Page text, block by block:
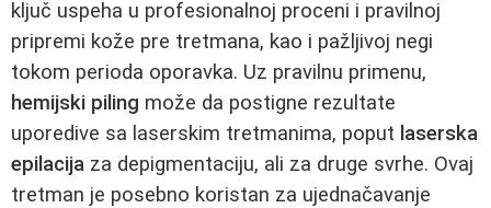
ključ uspeha u profesionalnoj proceni i pravilnoj
pripremi kože pre tretmana, kao i pažljivoj negi
tokom perioda oporavka. Uz pravilnu primenu,
hemijski piling može da postigne rezultate
uporedivе sa laserskim tretmanima, poput laserska
epilacija za depigmentaciju, ali za druge svrhe. Ovaj
tretman je posebno koristan za ujednačavanje